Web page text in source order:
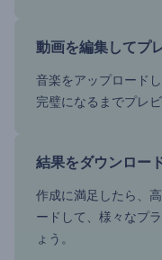
動画を編集してプ
音楽をアップロード
完璧になるまでプレビ
結果をダウンロー
作成に満足したら、
ードして、様々なプ
ょう。